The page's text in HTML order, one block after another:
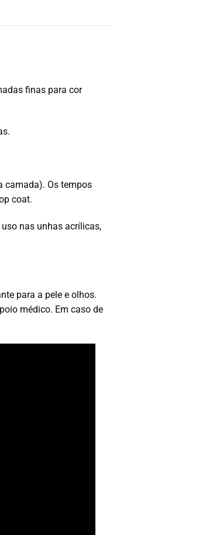
finas para cor
camada). Os tempos
coat.
nas unhas acrílicas,
para a pele e olhos.
médico. Em caso de